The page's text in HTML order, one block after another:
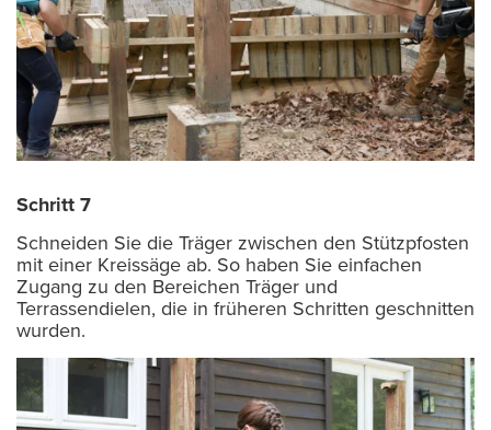
Schritt 7
Schneiden Sie die Träger zwischen den Stützpfosten
mit einer Kreissäge ab. So haben Sie einfachen
Zugang zu den Bereichen Träger und
Terrassendielen, die in früheren Schritten geschnitten
wurden.